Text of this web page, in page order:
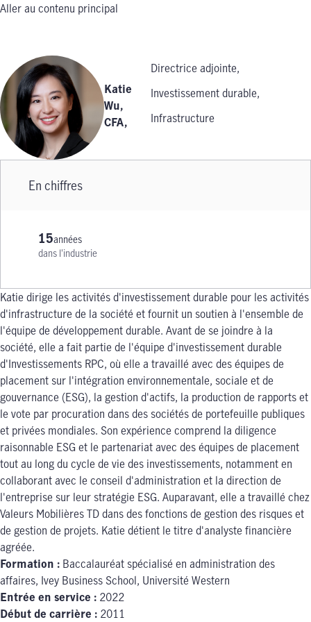
Aller au contenu principal
Katie
Wu,
CFA,
Directrice adjointe,
Investissement durable,
Infrastructure
En chiffres
15années
dans l'industrie
Katie dirige les activités d'investissement durable pour les activités
d'infrastructure de la société et fournit un soutien à l'ensemble de
l'équipe de développement durable. Avant de se joindre à la
société, elle a fait partie de l'équipe d'investissement durable
d'Investissements RPC, où elle a travaillé avec des équipes de
placement sur l'intégration environnementale, sociale et de
gouvernance (ESG), la gestion d'actifs, la production de rapports et
le vote par procuration dans des sociétés de portefeuille publiques
et privées mondiales. Son expérience comprend la diligence
raisonnable ESG et le partenariat avec des équipes de placement
tout au long du cycle de vie des investissements, notamment en
collaborant avec le conseil d'administration et la direction de
l'entreprise sur leur stratégie ESG. Auparavant, elle a travaillé chez
Valeurs Mobilières TD dans des fonctions de gestion des risques et
de gestion de projets. Katie détient le titre d'analyste financière
agréée.
Formation : Baccalauréat spécialisé en administration des
affaires, Ivey Business School, Université Western
Entrée en service : 2022
Début de carrière : 2011